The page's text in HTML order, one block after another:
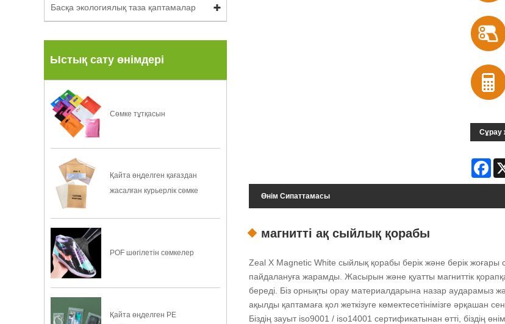
Басқа экологиялық таза қаптамалар
Ыстық сату өнімдері
Сөмке тұтқасын
Қайта өңделген қағаздан
жасалған курьерлік сөмке
POF шөгілетін сөмкелер
Қайта өңделген PE
Сұрау
Өнім Сипаттамасы
магнитті ақ сыйлық қорабы
Zeal X Magnetic White сыйлық қорабы берік және берік жоғары
пайдалануға жарамды. Жасырын және қуатты магниттік
береді. Біз орнықты орау материалдарына назар аударамыз
ақылды қаптамаға қол жеткізуге көмектесетінімізге әрқашан
Біздің зауыт iso9001 / iso14001 сертификатынан өтті, біздің